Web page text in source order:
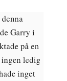
Garry i
på en
ledig
inget